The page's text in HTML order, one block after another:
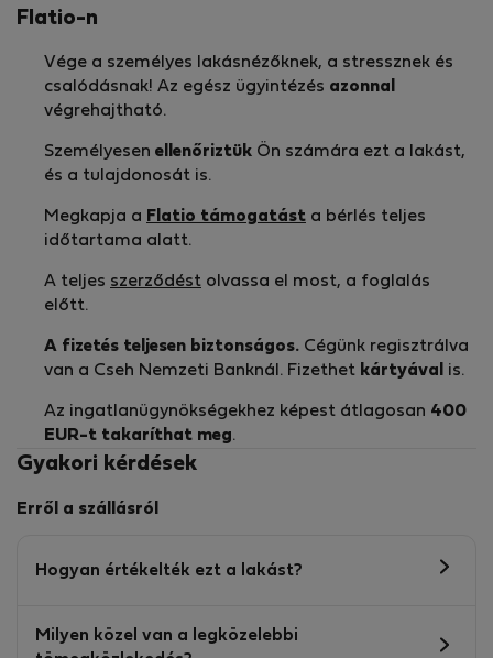
Flatio-n
Vége a személyes lakásnézőknek, a stressznek és
csalódásnak! Az egész ügyintézés azonnal
végrehajtható.
Személyesen ellenőriztük Ön számára ezt a lakást,
és a tulajdonosát is.
Megkapja a Flatio támogatást a bérlés teljes
időtartama alatt.
A teljes szerződést olvassa el most, a foglalás
előtt.
A fizetés teljesen biztonságos. Cégünk regisztrálva
van a Cseh Nemzeti Banknál. Fizethet kártyával is.
Az ingatlanügynökségekhez képest átlagosan 400
EUR-t takaríthat meg.
Gyakori kérdések
Erről a szállásról
Hogyan értékelték ezt a lakást?
Milyen közel van a legközelebbi